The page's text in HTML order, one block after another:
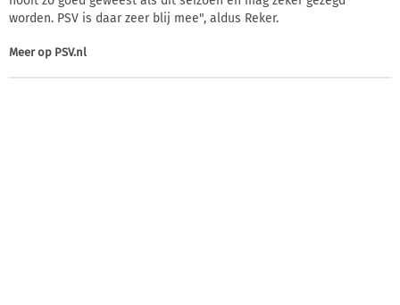
worden. PSV is daar zeer blij mee", aldus Reker.
Meer op PSV.nl